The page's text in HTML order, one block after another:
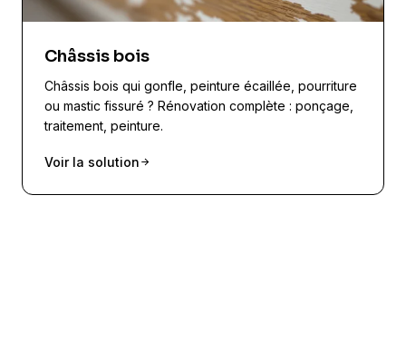
Châssis bois
Châssis bois qui gonfle, peinture écaillée, pourriture
ou mastic fissuré ? Rénovation complète : ponçage,
traitement, peinture.
Voir la solution